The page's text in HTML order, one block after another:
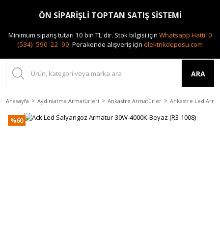
0(212) 240 87 88
ARA
Anasayfa Aydınlatma Armatürleri Ankastre Armatürler Ankastre Led
%60
ÖN SİPARİŞLİ TOPTAN SATIŞ SİSTEMİ
Minimum sipariş tutarı 10 bin TL'dir. Stok bilgisi için Whatsapp Hattı 0
(534) 590 22 99. Perakende alışveriş için elektrikdeposu.com